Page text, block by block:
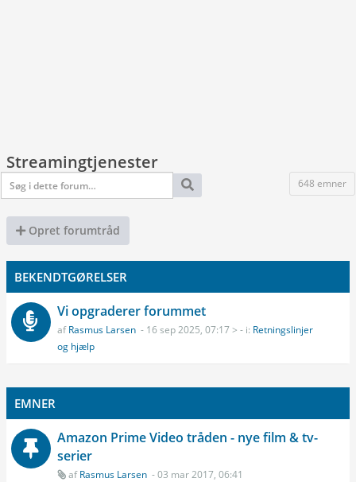
Streamingtjenester
648 emner
Opret forumtråd
BEKENDTGØRELSER
Vi opgraderer forummet
afRasmus Larsen - 16 sep 2025, 07:17 > - i: Retningslinjer
og hjælp
EMNER
Amazon Prime Video tråden - nye film & tv-
serier
afRasmus Larsen - 03 mar 2017, 06:41